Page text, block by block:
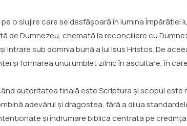
o slujire care se desfășoară în lumina Împărăției
Dumnezeu, chemată la reconciliere cu
sub domnia bună a lui Isus Hristos. De
și formarea unui umblet zilnic în ascultare, în
autoritatea finală este Scriptura și scopul este
adevărul și dragostea, fără a dilua
și îndrumare biblică centrată pe